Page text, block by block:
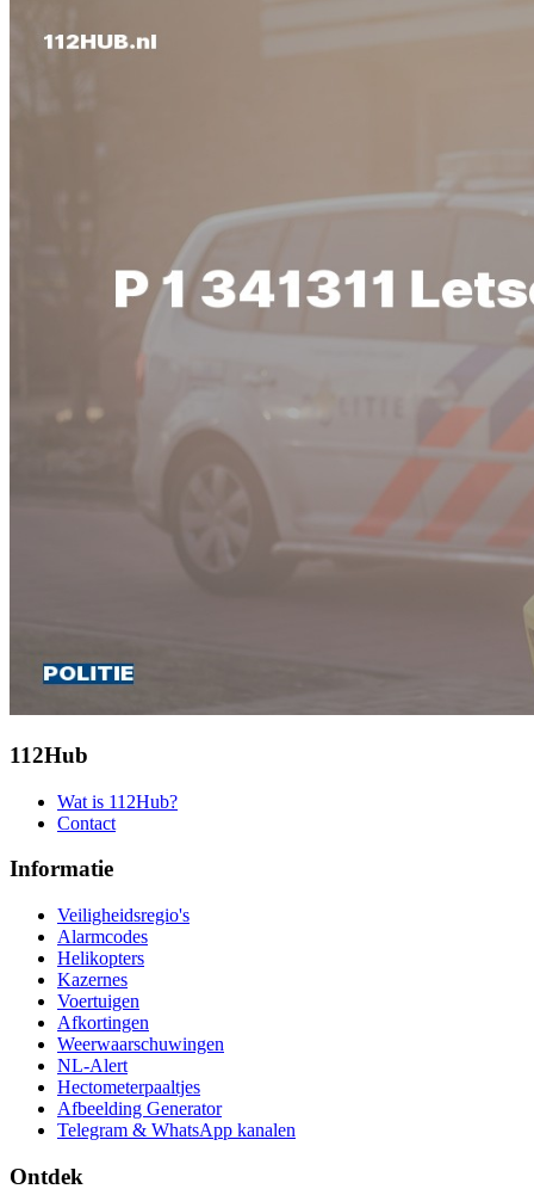
112Hub
Wat is 112Hub?
Contact
Informatie
Veiligheidsregio's
Alarmcodes
Helikopters
Kazernes
Voertuigen
Afkortingen
Weerwaarschuwingen
NL-Alert
Hectometerpaaltjes
Afbeelding Generator
Telegram & WhatsApp kanalen
Ontdek